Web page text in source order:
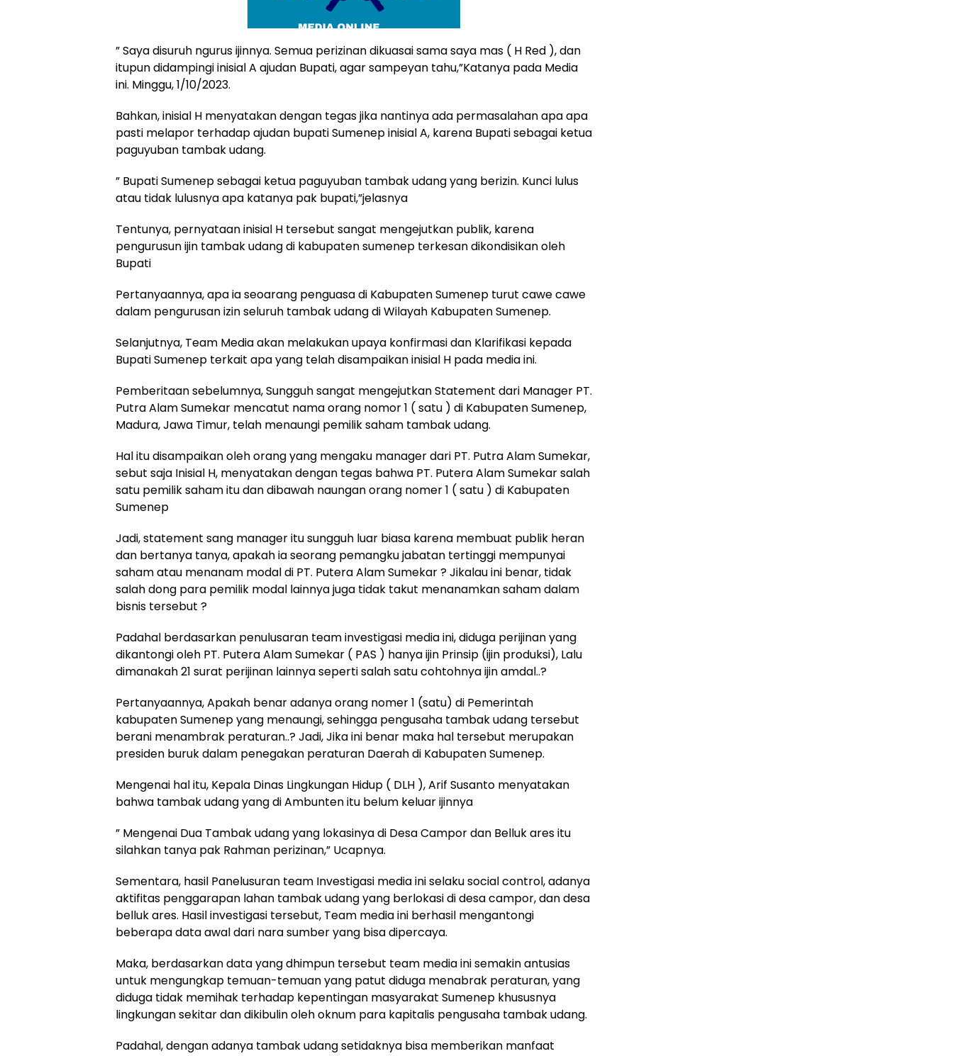
” Saya disuruh ngurus ijinnya. Semua perizinan dikuasai sama saya mas ( H Red ), dan
itupun didampingi inisial A ajudan Bupati, agar sampeyan tahu,”Katanya pada Media
ini. Minggu, 1/10/2023.
Bahkan, inisial H menyatakan dengan tegas jika nantinya ada permasalahan apa apa
pasti melapor terhadap ajudan bupati Sumenep inisial A, karena Bupati sebagai ketua
paguyuban tambak udang.
” Bupati Sumenep sebagai ketua paguyuban tambak udang yang berizin. Kunci lulus
atau tidak lulusnya apa katanya pak bupati,”jelasnya
Tentunya, pernyataan inisial H tersebut sangat mengejutkan publik, karena
pengurusun ijin tambak udang di kabupaten sumenep terkesan dikondisikan oleh
Bupati
Pertanyaannya, apa ia seoarang penguasa di Kabupaten Sumenep turut cawe cawe
dalam pengurusan izin seluruh tambak udang di Wilayah Kabupaten Sumenep.
Selanjutnya, Team Media akan melakukan upaya konfirmasi dan Klarifikasi kepada
Bupati Sumenep terkait apa yang telah disampaikan inisial H pada media ini.
Pemberitaan sebelumnya, Sungguh sangat mengejutkan Statement dari Manager PT.
Putra Alam Sumekar mencatut nama orang nomor 1 ( satu ) di Kabupaten Sumenep,
Madura, Jawa Timur, telah menaungi pemilik saham tambak udang.
Hal itu disampaikan oleh orang yang mengaku manager dari PT. Putra Alam Sumekar,
sebut saja Inisial H, menyatakan dengan tegas bahwa PT. Putera Alam Sumekar salah
satu pemilik saham itu dan dibawah naungan orang nomer 1 ( satu ) di Kabupaten
Sumenep
Jadi, statement sang manager itu sungguh luar biasa karena membuat publik heran
dan bertanya tanya, apakah ia seorang pemangku jabatan tertinggi mempunyai
saham atau menanam modal di PT. Putera Alam Sumekar ? Jikalau ini benar, tidak
salah dong para pemilik modal lainnya juga tidak takut menanamkan saham dalam
bisnis tersebut ?
Padahal berdasarkan penulusaran team investigasi media ini, diduga perijinan yang
dikantongi oleh PT. Putera Alam Sumekar ( PAS ) hanya ijin Prinsip (ijin produksi), Lalu
dimanakah 21 surat perijinan lainnya seperti salah satu cohtohnya ijin amdal..?
Pertanyaannya, Apakah benar adanya orang nomer 1 (satu) di Pemerintah
kabupaten Sumenep yang menaungi, sehingga pengusaha tambak udang tersebut
berani menambrak peraturan..? Jadi, Jika ini benar maka hal tersebut merupakan
presiden buruk dalam penegakan peraturan Daerah di Kabupaten Sumenep.
Mengenai hal itu, Kepala Dinas Lingkungan Hidup ( DLH ), Arif Susanto menyatakan
bahwa tambak udang yang di Ambunten itu belum keluar ijinnya
” Mengenai Dua Tambak udang yang lokasinya di Desa Campor dan Belluk ares itu
silahkan tanya pak Rahman perizinan,” Ucapnya.
Sementara, hasil Panelusuran team Investigasi media ini selaku social control, adanya
aktifitas penggarapan lahan tambak udang yang berlokasi di desa campor, dan desa
belluk ares. Hasil investigasi tersebut, Team media ini berhasil mengantongi
beberapa data awal dari nara sumber yang bisa dipercaya.
Maka, berdasarkan data yang dhimpun tersebut team media ini semakin antusias
untuk mengungkap temuan-temuan yang patut diduga menabrak peraturan, yang
diduga tidak memihak terhadap kepentingan masyarakat Sumenep khususnya
lingkungan sekitar dan dikibulin oleh oknum para kapitalis pengusaha tambak udang.
Padahal, dengan adanya tambak udang setidaknya bisa memberikan manfaat